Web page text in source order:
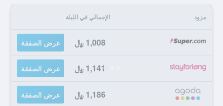
مزود الإجمالي في الليلة
1,008 ﷼ عرض الصفقة
1,141 ﷼ عرض الصفقة
1,186 ﷼ عرض الصفقة